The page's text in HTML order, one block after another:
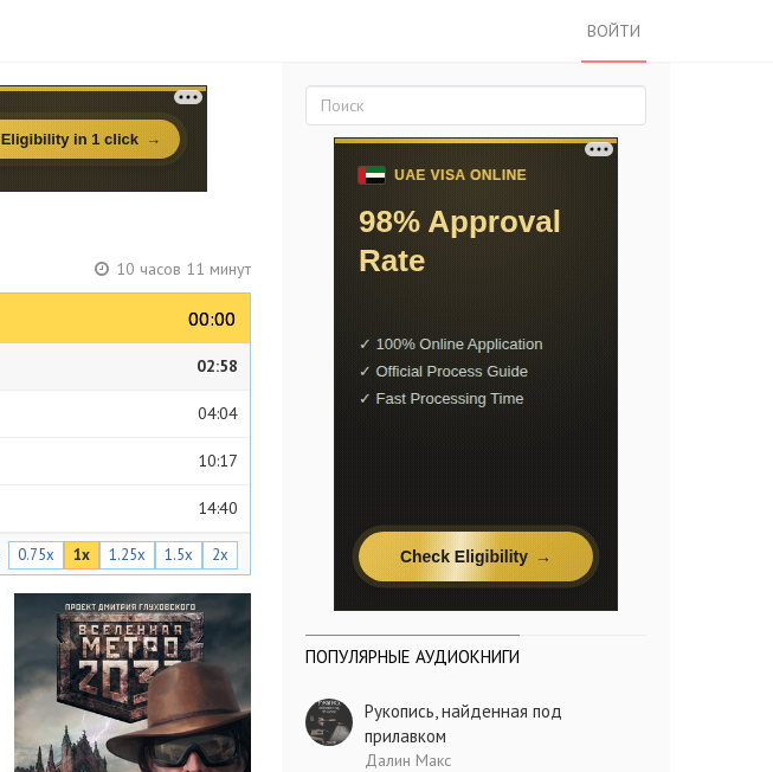
ВОЙТИ
10 часов 11 минут
00:00
00:00
02:58
04:04
10:17
14:40
15:59
11:02
10:29
11:07
0.75x 1x 1.25x 1.5x 2x
ПОПУЛЯРНЫЕ АУДИОКНИГИ
Рукопись, найденная под
прилавком
Далин Макс